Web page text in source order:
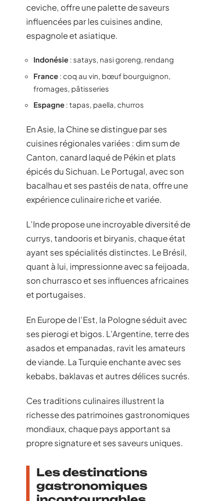
ceviche, offre une palette de saveurs
influencées par les cuisines andine,
espagnole et asiatique.
Indonésie : satays, nasi goreng, rendang
France : coq au vin, bœuf bourguignon,
fromages, pâtisseries
Espagne : tapas, paella, churros
En Asie, la Chine se distingue par ses
cuisines régionales variées : dim sum de
Canton, canard laqué de Pékin et plats
épicés du Sichuan. Le Portugal, avec son
bacalhau et ses pastéis de nata, offre une
expérience culinaire riche et variée.
L’Inde propose une incroyable diversité de
currys, tandooris et biryanis, chaque état
ayant ses spécialités distinctes. Le Brésil,
quant à lui, impressionne avec sa feijoada,
son churrasco et ses influences africaines
et portugaises.
En Europe de l’Est, la Pologne séduit avec
ses pierogi et bigos. L’Argentine, terre des
asados et empanadas, ravit les amateurs
de viande. La Turquie enchante avec ses
kebabs, baklavas et autres délices sucrés.
Ces traditions culinaires illustrent la
richesse des patrimoines gastronomiques
mondiaux, chaque pays apportant sa
propre signature et ses saveurs uniques.
Les destinations
gastronomiques